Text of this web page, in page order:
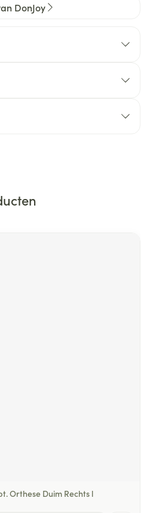
DonJoy
Orthese Duim Rechts l